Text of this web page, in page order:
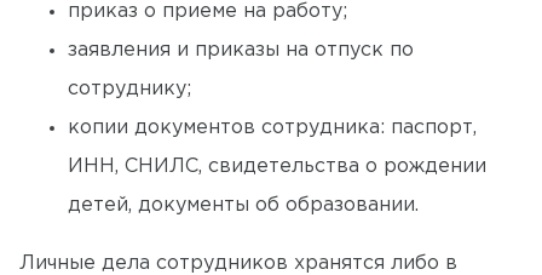
приказ о приеме на работу;
заявления и приказы на отпуск по
сотруднику;
копии документов сотрудника: паспорт,
ИНН, СНИЛС, свидетельства о рождении
детей, документы об образовании.
Личные дела сотрудников хранятся либо в